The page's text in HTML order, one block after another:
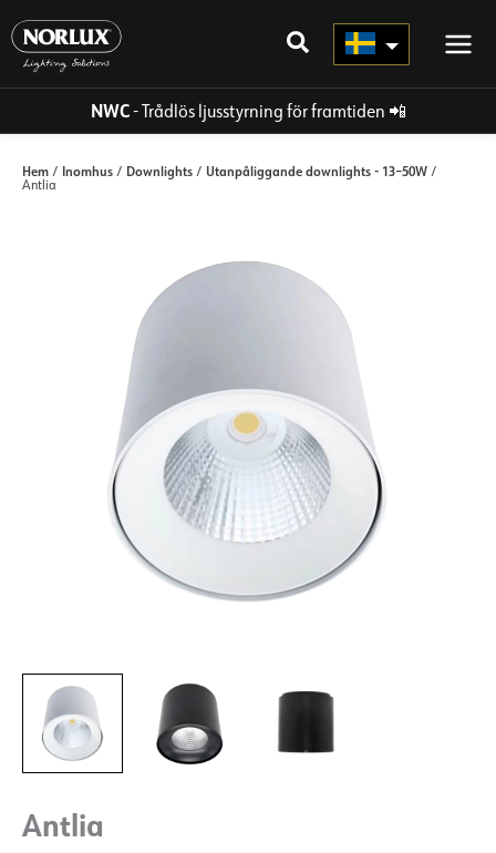
direkt
innehållet
NWC- Trådlös ljusstyrning för framtiden 📲
Hem / Inomhus / Downlights / Utanpåliggande downlights - 13–50W /
Antlia
Antlia